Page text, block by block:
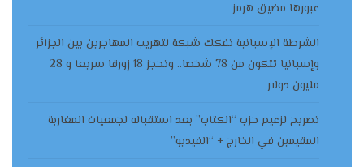
عبورها مضيق هرمز
الشرطة الإسبانية تفكك شبكة لتهريب المهاجرين بين الجزائر
وإسبانيا تتكون من 78 شخصا.. وتحجز 18 زورقا سريعا و 28
مليون دولار
تصريح لزعيم حزب “الكتاب” بعد استقباله لجمعيات المغاربة
المقيمين في الخارج + “الفيديو”